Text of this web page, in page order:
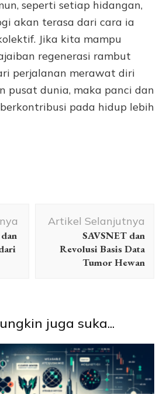
seperti setiap hidangan,
akan terasa dari cara ia
Jika kita mampu
regenerasi rambut
perjalanan merawat diri
pusat dunia, maka panci dan
pada hidup lebih
Artikel Selanjutnya
SAVSNET dan
Revolusi Basis Data
Tumor Hewan
juga suka...